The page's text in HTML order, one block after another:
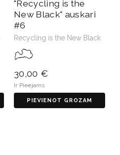
"Recycling is the
New Black" auskari
#6
Recycling is the New Black
30,00 €
Ir Pieejams
PIEVIENOT GROZAM